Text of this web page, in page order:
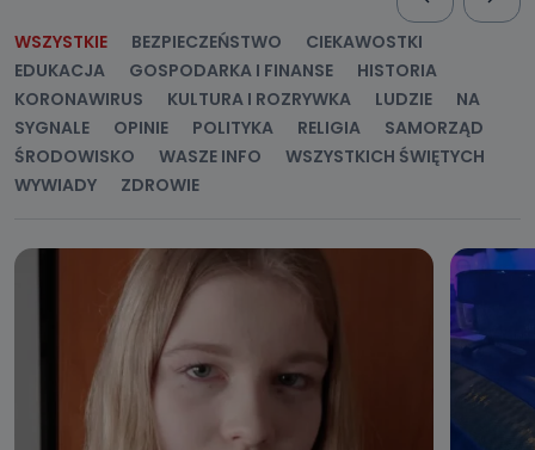
WSZYSTKIE BEZPIECZEŃSTWO
CIEKAWOSTKI
EDUKACJA
GOSPODARKA I FINANSE
HISTORIA
KORONAWIRUS
KULTURA I ROZRYWKA LUDZIE
NA
SYGNALE
OPINIE POLITYKA RELIGIA
SAMORZĄD
ŚRODOWISKO
WASZE INFO
WSZYSTKICH ŚWIĘTYCH
WYWIADY
ZDROWIE